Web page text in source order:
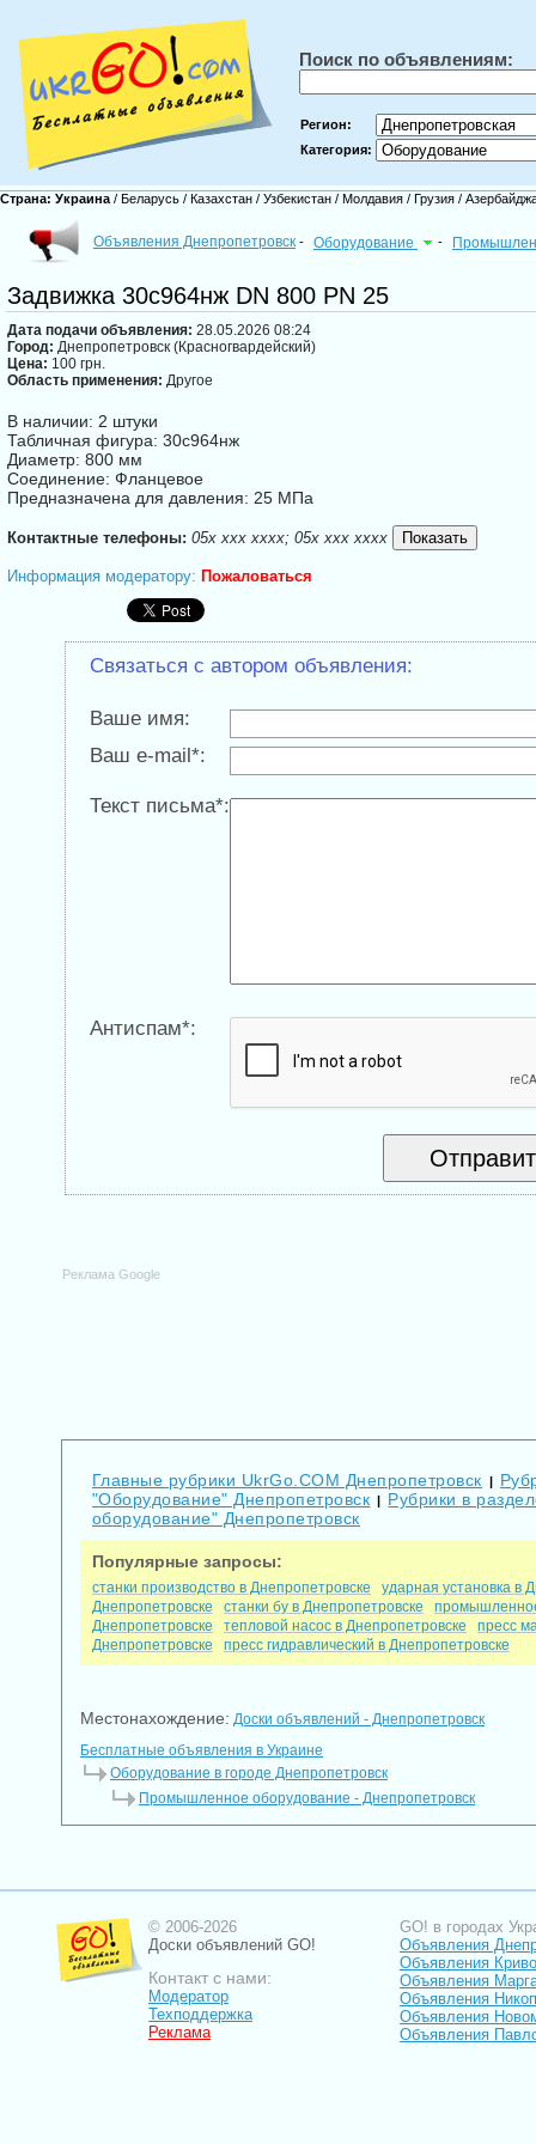
Поиск по объявлениям:
Регион:
Категория:
Страна: Украина / Беларусь / Казахстан / Узбекистан / Молдавия / Грузия /
Объявления Днепропетровск - Оборудование -
Задвижка 30с964нж DN 800 PN 25
Дата подачи объявления: 28.05.2026 08:24
Город: Днепропетровск (Красногвардейский)
Цена: 100 грн.
Область применения: Другое
В наличии: 2 штуки
Табличная фигура: 30с964нж
Диаметр: 800 мм
Соединение: Фланцевое
Предназначена для давления: 25 МПа
Контактные телефоны: 05x xxx xxxx; 05x xxx xxxx
Информация модератору: Пожаловаться
Связаться с автором объявления:
Ваше имя:
Ваш e-mail*:
Текст письма*:
Антиспам*:
Реклама Google
Главные рубрики UkrGo.COM Днепропетровск
"Оборудование" Днепропетровск
Рубрики в
оборудование" Днепропетровск
Популярные запросы:
станки производство в Днепропетровске
ударная установка в
Днепропетровске
станки бу в Днепропетровске
Днепропетровске
тепловой насос в Днепропетровске
пресс
Днепропетровске
пресс гидравлический в Днепропетровске
Местонахождение: Доски объявлений - Днепропетровск
Бесплатные объявления в Украине
Оборудование в городе Днепропетровск
Промышленное оборудование - Днепропетровск
© 2006-2026
Доски объявлений GO!
Контакт с нами:
Модератор
Техподдержка
Реклама
GO! в городах
Объявления
Объявления
Объявления
Объявления
Объявления
Объявления